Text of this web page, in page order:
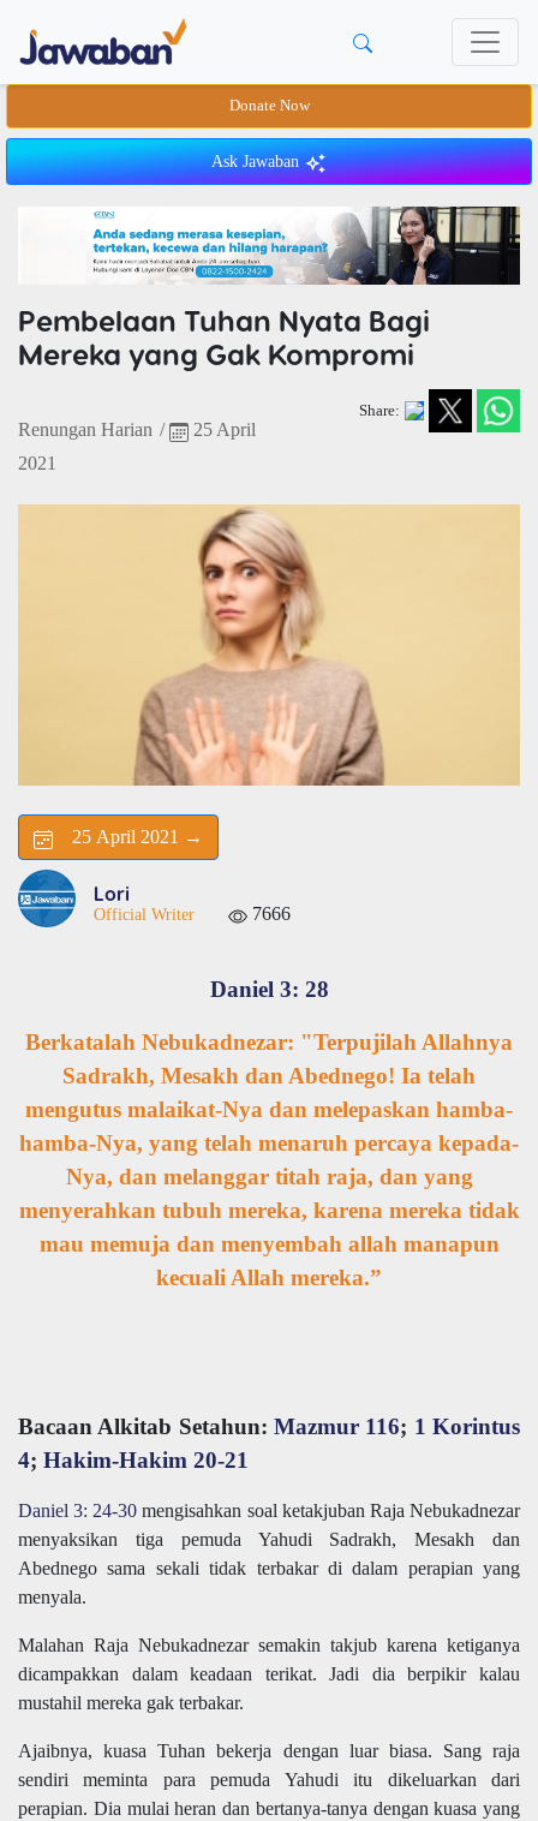
Donate Now
Ask Jawaban
Pembelaan Tuhan Nyata Bagi
Mereka yang Gak Kompromi
Renungan Harian /
25 April
2021
Share:
25 April 2021 →
Lori
Official Writer 7666
Daniel 3: 28
Berkatalah Nebukadnezar: "Terpujilah Allahnya
Sadrakh, Mesakh dan Abednego! Ia telah
mengutus malaikat-Nya dan melepaskan hamba-
hamba-Nya, yang telah menaruh percaya kepada-
Nya, dan melanggar titah raja, dan yang
menyerahkan tubuh mereka, karena mereka tidak
mau memuja dan menyembah allah manapun
kecuali Allah mereka.”
Bacaan Alkitab Setahun: Mazmur 116; 1 Korintus
4; Hakim-Hakim 20-21
Daniel 3: 24-30 mengisahkan soal ketakjuban Raja Nebukadnezar
menyaksikan tiga pemuda Yahudi Sadrakh, Mesakh dan
Abednego sama sekali tidak terbakar di dalam perapian yang
menyala.
Malahan Raja Nebukadnezar semakin takjub karena ketiganya
dicampakkan dalam keadaan terikat. Jadi dia berpikir kalau
mustahil mereka gak terbakar.
Ajaibnya, kuasa Tuhan bekerja dengan luar biasa. Sang raja
sendiri meminta para pemuda Yahudi itu dikeluarkan dari
perapian. Dia mulai heran dan bertanya-tanya dengan kuasa yang